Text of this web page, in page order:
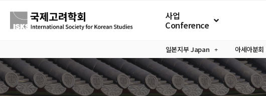
사업
Conference
일본지부 Japan 아세아분회